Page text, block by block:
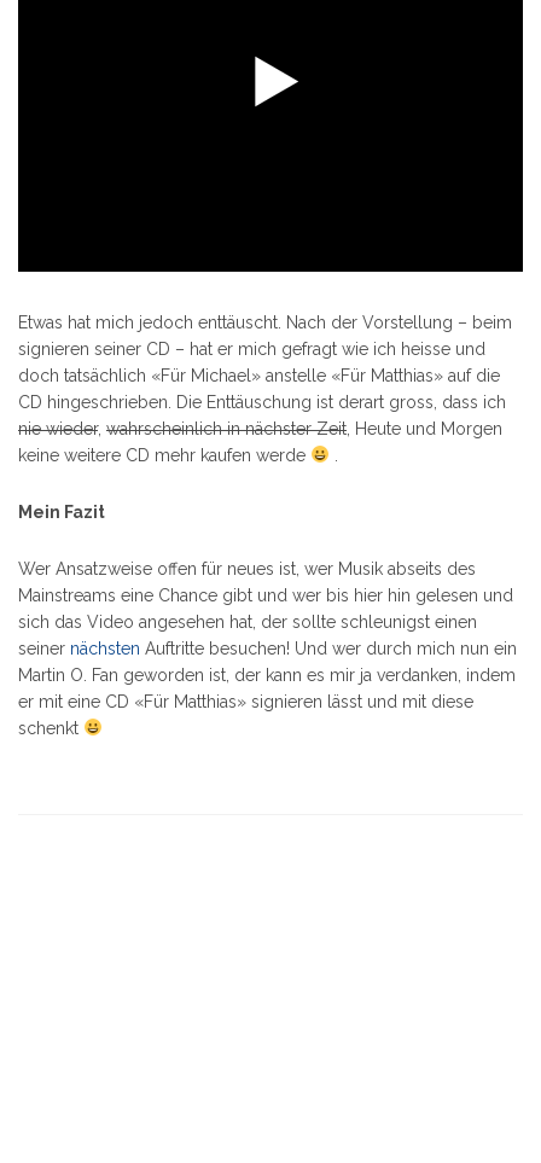
Etwas hat mich jedoch enttäuscht. Nach der Vorstellung – beim
signieren seiner CD – hat er mich gefragt wie ich heisse und
doch tatsächlich «Für Michael» anstelle «Für Matthias» auf die
CD hingeschrieben. Die Enttäuschung ist derart gross, dass ich
nie wieder, wahrscheinlich in nächster Zeit , Heute und Morgen
keine weitere CD mehr kaufen werde
Mein Fazit
Wer Ansatzweise offen für neues ist, wer Musik abseits des
Mainstreams eine Chance gibt und wer bis hier hin gelesen und
sich das Video angesehen hat, der sollte schleunigst einen
seiner nächsten Auftritte besuchen! Und wer durch mich nun ein
Martin O. Fan geworden ist, der kann es mir ja verdanken, indem
er mit eine CD «Für Matthias» signieren lässt und mit diese
schenkt